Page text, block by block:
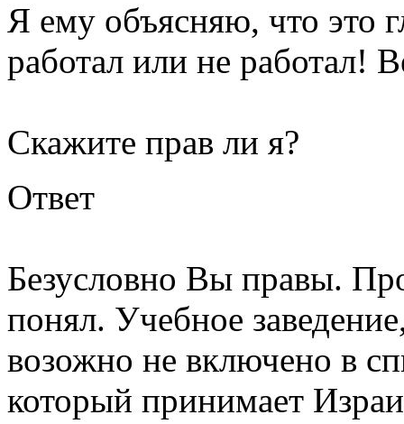
Я ему объясняю, что это
работал или не работал!
Скажите прав ли я?
Ответ
Безусловно Вы правы.
понял. Учебное
возожно не включено в
который принимает